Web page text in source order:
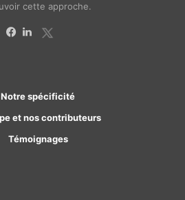
cette approche.
Notre spécificité
et nos contributeurs
Témoignages